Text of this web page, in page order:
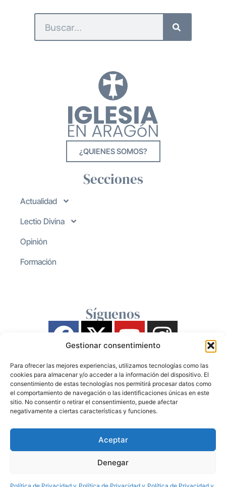
Gestionar consentimiento
Para ofrecer las mejores experiencias, utilizamos tecnologías como las
cookies para almacenar y/o acceder a la información del dispositivo. El
consentimiento de estas tecnologías nos permitirá procesar datos como
el comportamiento de navegación o las identificaciones únicas en este
sitio. No consentir o retirar el consentimiento, puede afectar
negativamente a ciertas características y funciones.
Aceptar
Denegar
¿QUIENES SOMOS?
Secciones
Actualidad
Lectio Divina
Opinión
Formación
Síguenos